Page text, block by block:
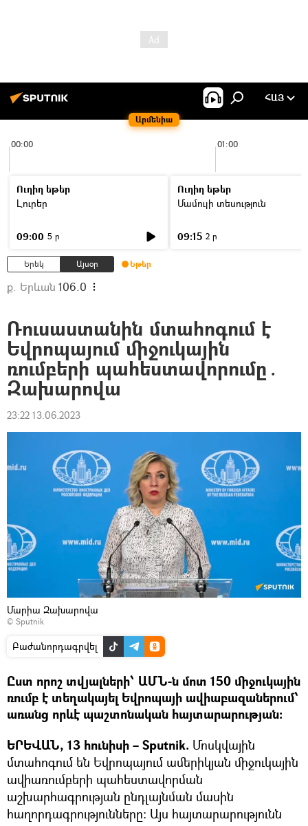
Արմենիա
ՀԱՅ
00:00 01:00
Ուղիղ եթեր
Լուրեր
09:00 5 ր
Ուղիղ եթեր
Մամուլի տեսություն
09:15 2 ր
Երեկ Այսօր Եթեր
ք. Երևան 106.0
Ռուսաստանին մտահոգում է
Եվրոպայում միջուկային
ռումբերի պահեստավորումը․
Զախարովա
23:22 13.06.2023
Մարիա Զախարովա
© Sputnik
Բաժանորդագրվել
Ըստ որոշ տվյալների՝ ԱՄՆ-ն մոտ 150 միջուկային
ռումբ է տեղակայել Եվրոպայի ավիաբազաներում՝
առանց որևէ պաշտոնական հայտարարության:
ԵՐԵՎԱՆ, 13 հունիսի – Sputnik. Մոսկվային
մտահոգում են Եվրոպայում ամերիկյան միջուկային
ավիառումբերի պահեստավորման
աշխարհագրության ընդլայնման մասին
հաղորդագրությունները։ Այս հայտարարությունն